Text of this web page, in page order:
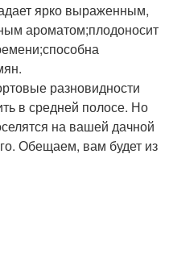
ярко выраженным,
ароматом;плодоносит
разновидности
в средней полосе. Но
на вашей дачной
Обещаем, вам будет из